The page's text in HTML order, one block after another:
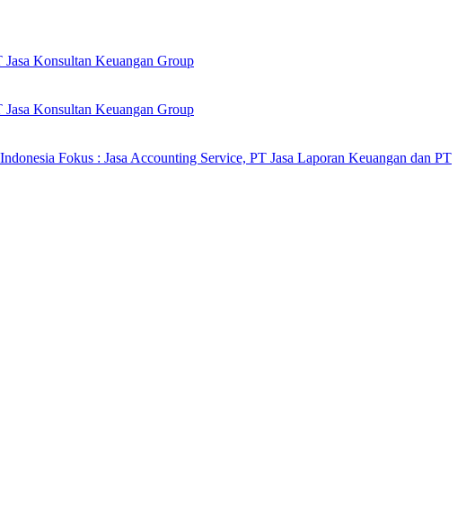
Konsultan Keuangan Group
Konsultan Keuangan Group
Fokus : Jasa Accounting Service, PT Jasa Laporan Keuangan dan PT